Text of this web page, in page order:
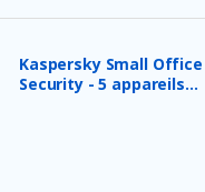
Kaspersky Small Office
Security - 5 appareils...